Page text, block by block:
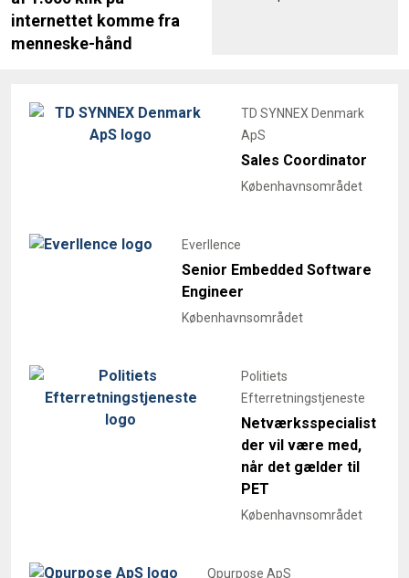
internettet komme fra
menneske-hånd
TD SYNNEX Denmark
ApS
Sales Coordinator
Københavnsområdet
Everllence
Senior Embedded Software
Engineer
Københavnsområdet
Politiets
Efterretningstjeneste
Netværksspecialist
der vil være med,
når det gælder til
PET
Københavnsområdet
Qpurpose ApS